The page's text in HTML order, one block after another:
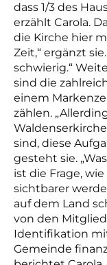
dass 1/3 des
erzählt Carola.
die Kirche hier
Zeit,“ ergänzt
schwierig.“
sind die
einem
zählen.
sind, diese
gesteht sie.
ist die Frage,
sichtbarer
auf dem Land
von den
Identifikation
Gemeinde